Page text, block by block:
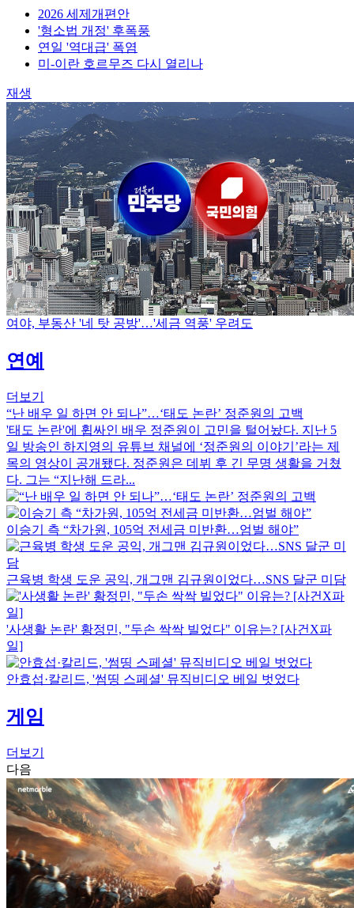
2026 세제개편안
'형소법 개정' 후폭풍
연일 '역대급' 폭염
미-이란 호르무즈 다시 열리나
재생
여야, 부동산 '네 탓 공방'…'세금 역풍' 우려도
연예
더보기
“난 배우 일 하면 안 되나”…‘태도 논란’ 정준원의 고백
'태도 논란'에 휩싸인 배우 정준원이 고민을 털어놨다. 지난 5
일 방송인 하지영의 유튜브 채널에 ‘정준원의 이야기’라는 제
목의 영상이 공개됐다. 정준원은 데뷔 후 긴 무명 생활을 거쳤
다. 그는 “지난해 드라...
이승기 측 “차가원, 105억 전세금 미반환…엄벌 해야”
근육병 학생 도운 공익, 개그맨 김규원이었다…SNS 달군 미담
'사생활 논란' 황정민, "두손 싹싹 빌었다" 이유는? [사건X파
일]
안효섭·칼리드, '썸띵 스페셜' 뮤직비디오 베일 벗었다
게임
더보기
다음